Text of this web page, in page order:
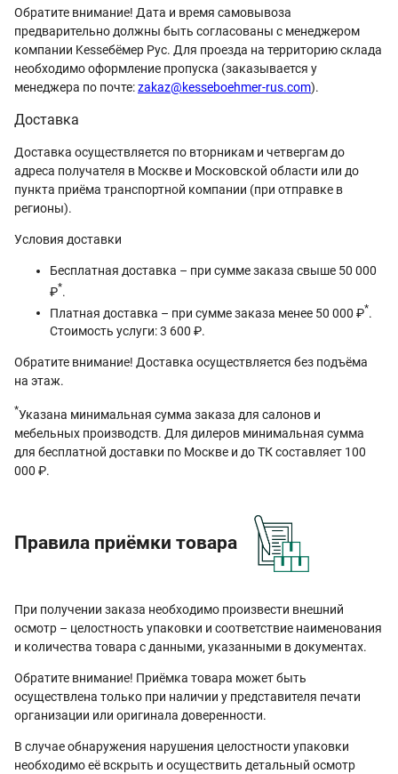
Обратите внимание! Дата и время самовывоза
предварительно должны быть согласованы с менеджером
компании Kesseбёмер Рус. Для проезда на территорию склада
необходимо оформление пропуска (заказывается у
менеджера по почте:zakaz@kesseboehmer-rus.com).
Доставка
Доставка осуществляется по вторникам и четвергам до
адреса получателя в Москве и Московской области или до
пункта приёма транспортной компании (при отправке в
регионы).
Условия доставки
Бесплатная доставка – при сумме заказа свыше 50 000
₽*.
Платная доставка – при сумме заказа менее 50 000 ₽*.
Стоимость услуги: 3 600 ₽.
Обратите внимание! Доставка осуществляется без подъёма
на этаж.
*Указана минимальная сумма заказа для салонов и
мебельных производств. Для дилеров минимальная сумма
для бесплатной доставки по Москве и до ТК составляет 100
000 ₽.
Правила приёмки товара
При получении заказа необходимо произвести внешний
осмотр – целостность упаковки и соответствие наименования
и количества товара с данными, указанными в документах.
Обратите внимание! Приёмка товара может быть
осуществлена только при наличии у представителя печати
организации или оригинала доверенности.
В случае обнаружения нарушения целостности упаковки
необходимо её вскрыть и осуществить детальный осмотр